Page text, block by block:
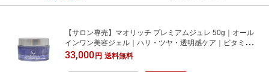
【サロン専売】マオリッチ プレミアムジュレ 50g｜オール
インワン美容ジェル｜ハリ・ツヤ・透明感ケア｜ビタミン
C・プラセンタ・セラミド・ヒアルロン酸・アルガンオイル
配合｜エイジングケア
33,000円 送料無料